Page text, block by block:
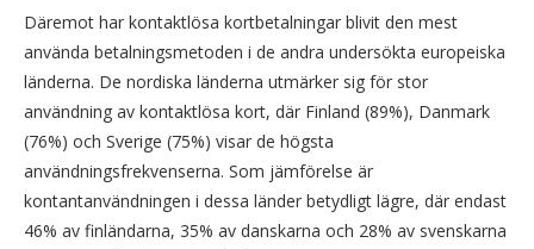
Däremot har kontaktlösa kortbetalningar blivit den mest
använda betalningsmetoden i de andra undersökta europeiska
länderna. De nordiska länderna utmärker sig för stor
användning av kontaktlösa kort, där Finland (89%), Danmark
(76%) och Sverige (75%) visar de högsta
användningsfrekvenserna. Som jämförelse är
kontantanvändningen i dessa länder betydligt lägre, där endast
46% av finländarna, 35% av danskarna och 28% av svenskarna